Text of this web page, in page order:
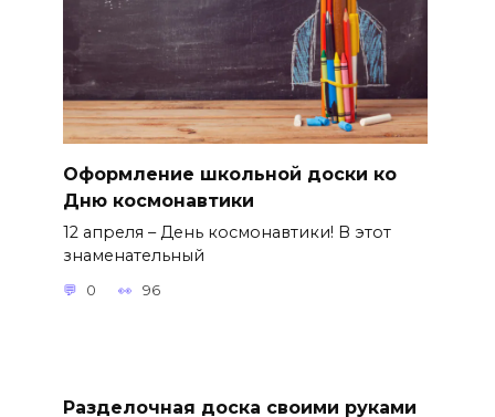
Оформление школьной доски ко
Дню космонавтики
12 апреля – День космонавтики! В этот
знаменательный
0 96
Разделочная доска своими руками